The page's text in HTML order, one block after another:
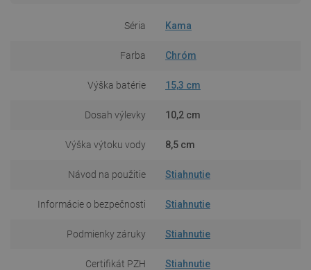
Séria Kama
Farba Chróm
Výška batérie 15,3 cm
Dosah výlevky 10,2 cm
Výška výtoku vody 8,5 cm
Návod na použitie Stiahnutie
Informácie o bezpečnosti Stiahnutie
Podmienky záruky Stiahnutie
Certifikát PZH Stiahnutie